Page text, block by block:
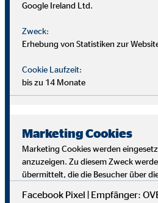
Google Ireland Ltd.
Zweck:
Erhebung von Statistiken zur
Cookie Laufzeit:
bis zu 14 Monate
Marketing Cookies
Marketing Cookies werden
anzuzeigen. Zu diesem Zweck
übermittelt, die die Besucher über
Facebook Pixel | Empfänger: